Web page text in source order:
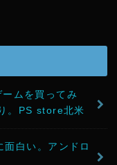
ムを買ってみ
。PS store北米
白い。アンドロ